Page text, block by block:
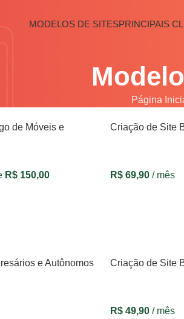
MODELOS DE SITESPRINCIPAIS
Página
de Móveis e
R$ 150,00
Criação de Site
R$ 69,90 / mês
e Autônomos Criação de Site
R$ 49,90 / mês